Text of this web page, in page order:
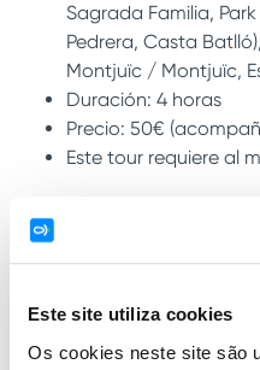
Este site utiliza cookies
Os cookies neste site são
Sagrada Familia,
Pedrera, Casta
Montjuïc / Montjuïc,
Duración: 4 horas
Precio: 50€
Este tour requiere al
conocedor de Barcelona.
emocionante alternativa
recorrido se visitarán
importantes de la ciudad